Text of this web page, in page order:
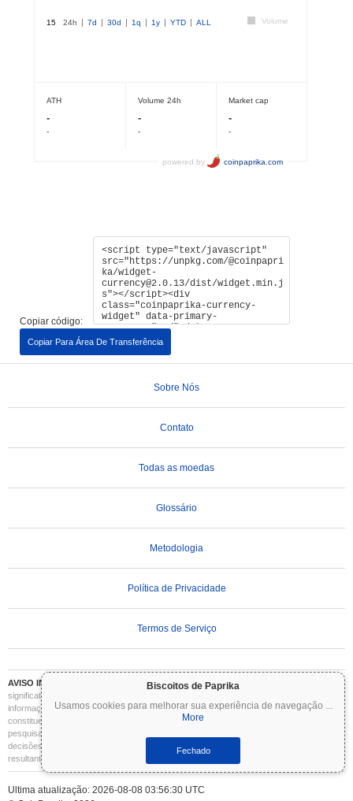
Biscoitos de Paprika
Usamos cookies para melhorar sua experiência de navegação ...
More
Fechado
Copiar código:
Copiar Para Área De Transferência
Sobre Nós
Contato
Todas as moedas
Glossário
Metodologia
Política de Privacidade
Termos de Serviço
AVISO IMPORTANTE:
As criptomoedas são altamente voláteis e envolvem riscos
significativos. Você pode perder parte ou todo o seu investimento. Todas as
informações no Coinpaprika são fornecidas apenas para fins informativos e não
constituem aconselhamento financeiro ou de investimento. Sempre faça sua própria
pesquisa (DYOR) e consulte um consultor financeiro qualificado antes de tomar
decisões de investimento. O Coinpaprika não se responsabiliza por quaisquer perdas
resultantes do uso dessas informações.
Ultima atualização: 2026-08-08 03:56:30 UTC